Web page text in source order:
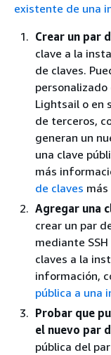
existente de una
Crear un par
clave a la
de claves.
Lightsail o en
de terceros,
generan un
una clave
más
de claves
Agregar una
crear un par
mediante
claves a la
información,
pública a una
Probar que
el nuevo par
pública del